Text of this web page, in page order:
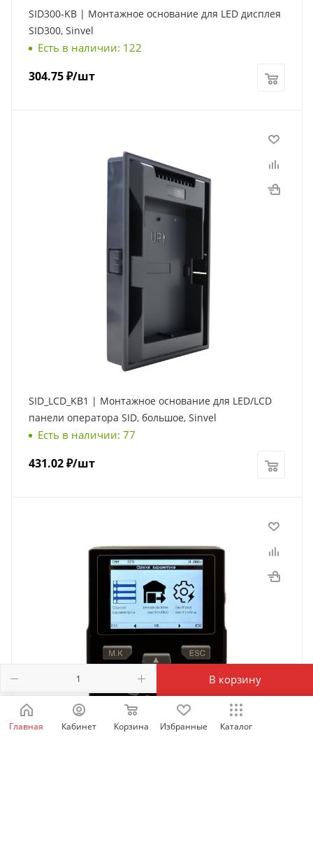
В корзину
SID300-KB | Монтажное основание для LED дисплея
SID300, Sinvel
Есть в наличии: 122
304.75₽/шт
SID_LCD_KB1 | Монтажное основание для LED/LCD
панели оператора SID, большое, Sinvel
Есть в наличии: 77
431.02₽/шт
Главная Кабинет Корзина Избранные Каталог